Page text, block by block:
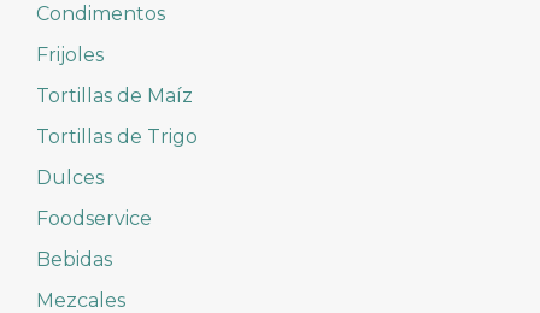
Condimentos
Frijoles
Tortillas de Maíz
Tortillas de Trigo
Dulces
Foodservice
Bebidas
Mezcales